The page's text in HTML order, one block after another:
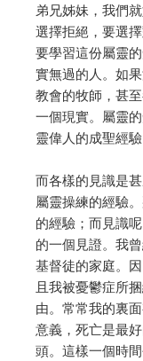
弟兄姊妹，我們
選擇拒絕，要選
要學習這份屬靈
實無過的人。如
教會的牧師，甚
一個現實。屬靈
靈偉人的成聖經
而各樣的見識是
屬靈操練的經驗
的經驗；而見識
的一個見證。我
基督徒的家庭。
且我被憂鬱症所
由。常常我的裏
意義，死亡是最
頭。這樣一個時